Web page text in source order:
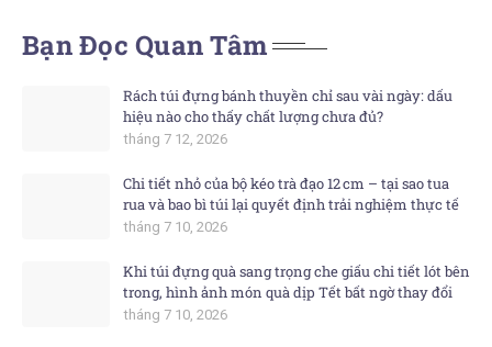
Bạn Đọc Quan Tâm
Rách túi đựng bánh thuyền chỉ sau vài ngày: dấu
hiệu nào cho thấy chất lượng chưa đủ?
tháng 7 12, 2026
Chi tiết nhỏ của bộ kéo trà đạo 12 cm – tại sao tua
rua và bao bì túi lại quyết định trải nghiệm thực tế
tháng 7 10, 2026
Khi túi đựng quà sang trọng che giấu chi tiết lót bên
trong, hình ảnh món quà dịp Tết bất ngờ thay đổi
tháng 7 10, 2026